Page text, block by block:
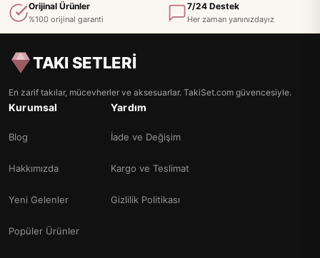
Orijinal Ürünler
%100 orijinal garanti
7/24 Destek
Her zaman yanınızdayız
TAKI SETLERİ
En zarif takılar, mücevherler ve aksesuarlar. TakiSet.com güvencesiyle.
Kurumsal
Blog
Hakkımızda
Yeni Gelenler
Popüler Ürünler
Yardım
İade ve Değişim
Kargo ve Teslimat
Gizlilik Politikası